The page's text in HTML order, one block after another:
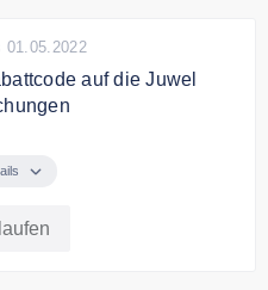
01.05.2022
auf die Juwel